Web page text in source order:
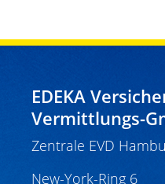
EDEKA
Vermittlungs-
Zentrale EVD
New-York-Ring 6